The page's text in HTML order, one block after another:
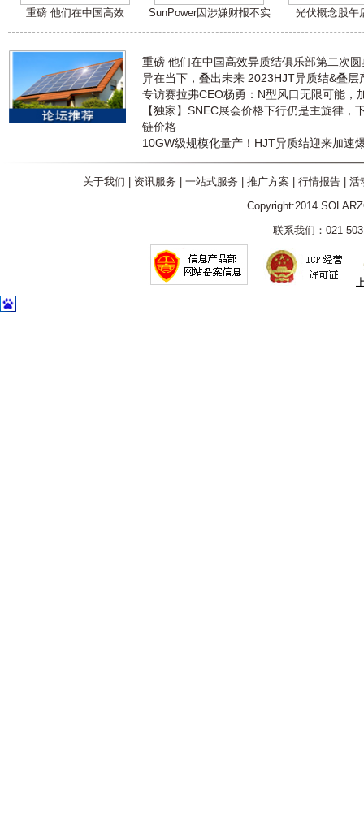
重磅 他们在中国高效 SunPower因涉嫌财报不实 光伏概念股午
重磅 他们在中国高效异质结俱乐部第二次
异在当下，叠出未来 2023HJT异质结&叠层
专访赛拉弗CEO杨勇：N型风口无限可能，
【独家】SNEC展会价格下行仍是主旋律，
链价格
10GW级规模化量产！HJT异质结迎来加速
关于我们 资讯服务 一站式服务 推广方案 行情报告| 活
Copyright:2014
联系我们：021-